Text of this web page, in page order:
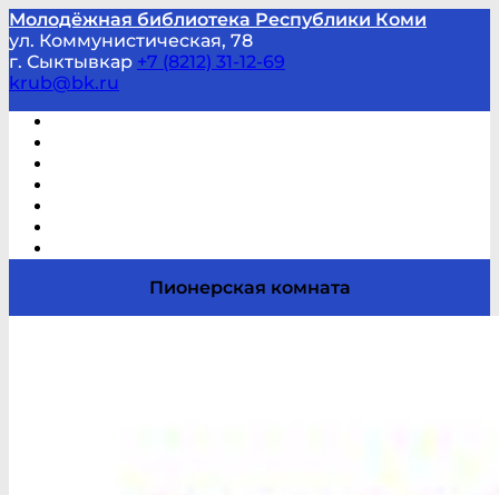
Молодёжная библиотека Республики Коми
ул. Коммунистическая, 78
г. Сыктывкар +7 (8212) 31-12-69
krub@bk.ru
Пионерская комната